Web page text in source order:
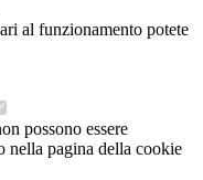
al funzionamento potete
possono essere
nella pagina della cookie